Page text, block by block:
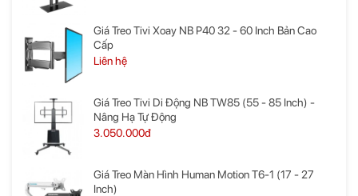
Giá Treo Tivi Xoay NB P40 32 - 60 Inch Bản Cao
Cấp
Liên hệ
Giá Treo Tivi Di Động NB TW85 (55 - 85 Inch) -
Nâng Hạ Tự Động
3.050.000đ
Giá Treo Màn Hình Human Motion T6-1 (17 - 27
Inch)